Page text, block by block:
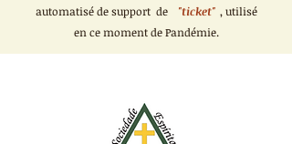
automatisé de support de
"ticket" , utilisé
en ce moment de Pandémie.